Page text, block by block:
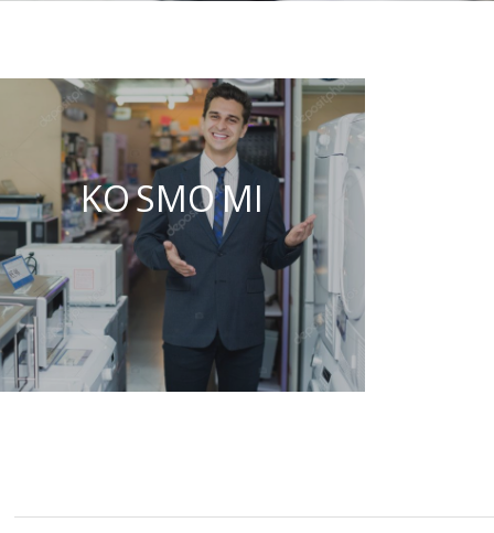
KO SMO MI